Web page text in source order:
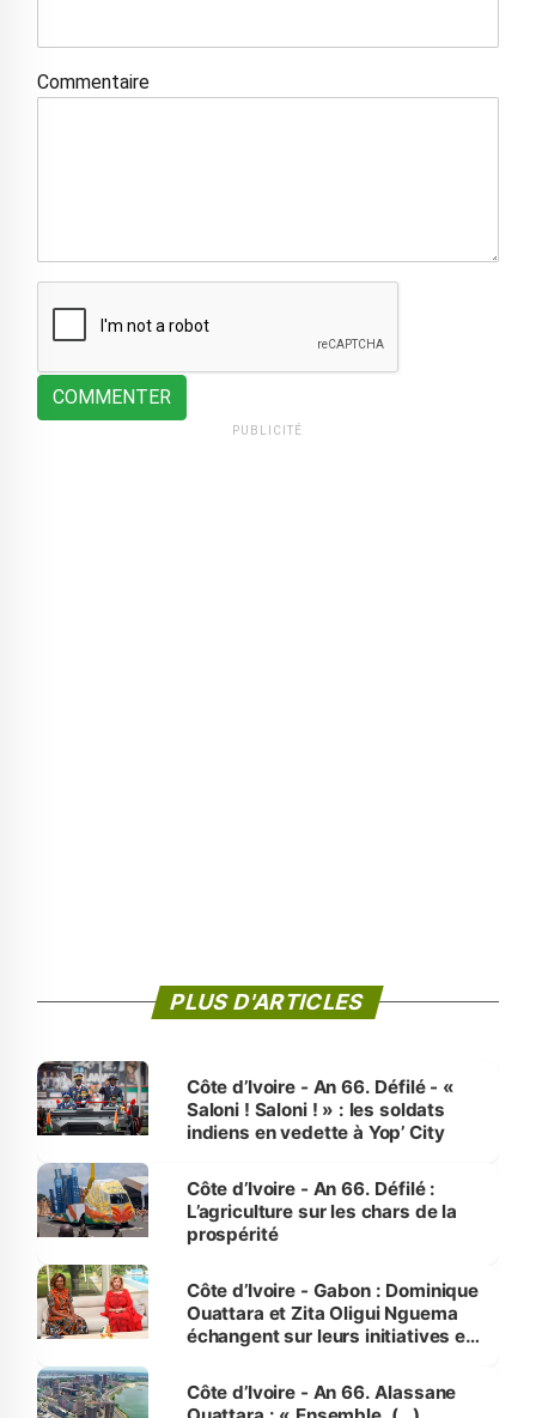
Commentaire
COMMENTER
PUBLICITÉ
PLUS D'ARTICLES
Côte d’Ivoire - An 66. Défilé - «
Saloni ! Saloni ! » : les soldats
indiens en vedette à Yop’ City
Côte d’Ivoire - An 66. Défilé :
L’agriculture sur les chars de la
prospérité
Côte d’Ivoire - Gabon : Dominique
Ouattara et Zita Oligui Nguema
échangent sur leurs initiatives en
enfants
Côte d’Ivoire - An 66. Alassane